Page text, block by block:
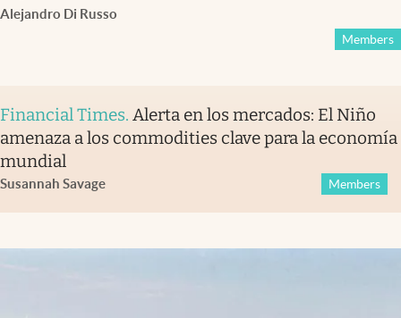
Alejandro Di Russo
Members
Financial Times. Alerta en los mercados: El Niño
amenaza a los commodities clave para la economía
mundial
Susannah Savage Members